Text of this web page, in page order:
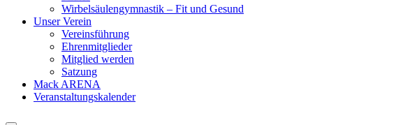
Wirbelsäulengymnastik – Fit und Gesund
Unser Verein
Vereinsführung
Ehrenmitglieder
Mitglied werden
Satzung
Mack ARENA
Veranstaltungskalender